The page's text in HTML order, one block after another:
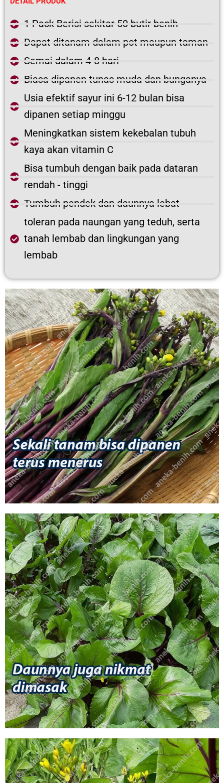
1 Pack Berisi sekitar 50 butir benih
Dapat ditanam dalam pot maupun taman
Semai dalam 4-8 hari
Biasa dipanen tunas muda dan bunganya
Usia efektif sayur ini 6-12 bulan bisa
dipanen setiap minggu
Meningkatkan sistem kekebalan tubuh
kaya akan vitamin C
Bisa tumbuh dengan baik pada dataran
rendah - tinggi
Tumbuh pendek dan daunnya lebat
toleran pada naungan yang teduh, serta
tanah lembab dan lingkungan yang
lembab